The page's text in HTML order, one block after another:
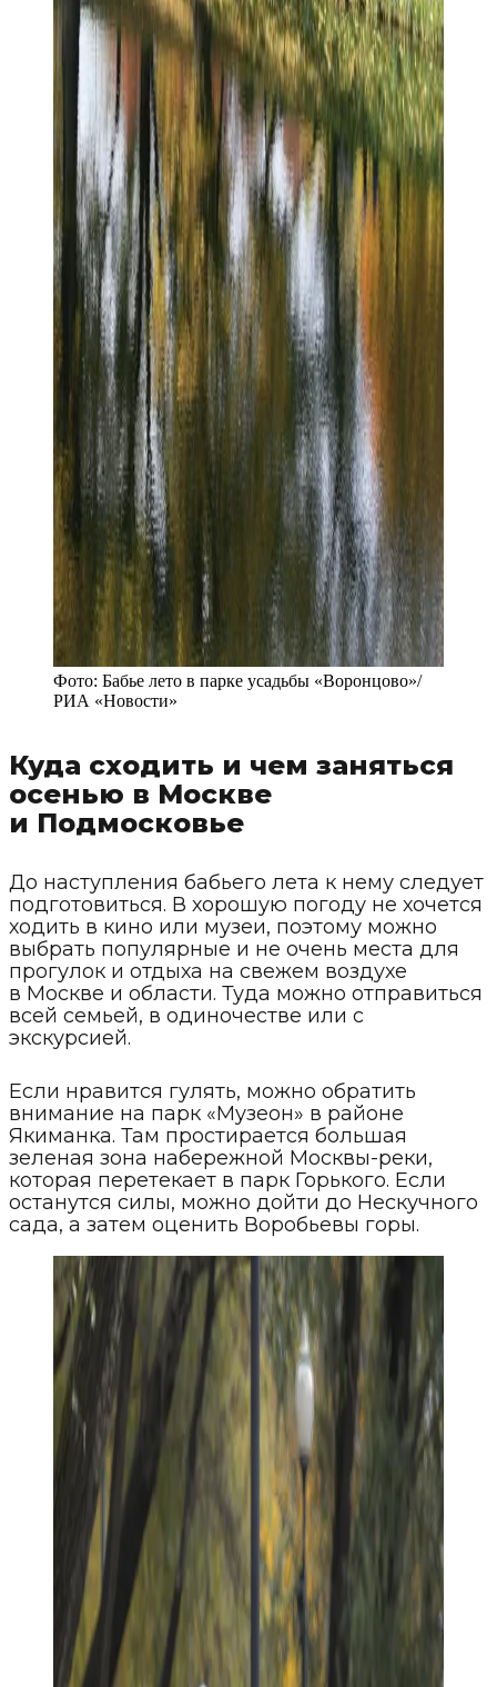
Фото: Бабье лето в парке усадьбы «Воронцово»/
РИА «Новости»
Куда сходить и чем заняться
осенью в Москве
и Подмосковье
До наступления бабьего лета к нему следует
подготовиться. В хорошую погоду не хочется
ходить в кино или музеи, поэтому можно
выбрать популярные и не очень места для
прогулок и отдыха на свежем воздухе
в Москве и области. Туда можно отправиться
всей семьей, в одиночестве или с
экскурсией.
Если нравится гулять, можно обратить
внимание на парк «Музеон» в районе
Якиманка. Там простирается большая
зеленая зона набережной Москвы-реки,
которая перетекает в парк Горького. Если
останутся силы, можно дойти до Нескучного
сада, а затем оценить Воробьевы горы.